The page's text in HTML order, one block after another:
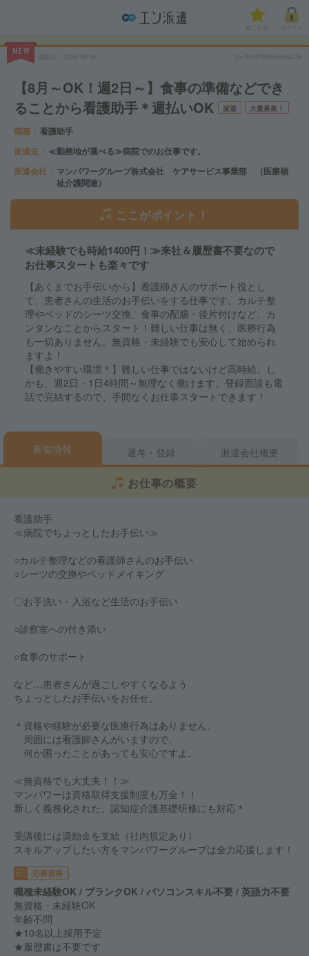
気になる!
NEW
No.MNPWW856452-39
【8月～OK！週2日～】食事の準備などでき
ることから看護助手＊週払いOK
派遣 大量募集！
職種
看護助手
派遣先
≪勤務地が選べる≫病院でのお仕事です。
派遣会社
マンパワーグループ株式会社 ケアサービス事業部 （医療福
祉介護関連）
ここがポイント！
≪未経験でも時給1400円！≫来社＆履歴書不要なので
お仕事スタートも楽々です
【あくまでお手伝いから】看護師さんのサポート役とし
て、患者さんの生活のお手伝いをする仕事です。カルテ整
理やベッドのシーツ交換、食事の配膳・後片付けなど、カ
ンタンなことからスタート！難しい仕事は無く、医療行為
も一切ありません。無資格・未経験でも安心して始められ
ますよ！
【働きやすい環境＊】難しい仕事ではないけど高時給。し
かも、週2日・1日4時間～無理なく働けます。登録面談も電
話で完結するので、手間なくお仕事スタートできます！
募集情報 選考・登録 派遣会社概要
お仕事の概要
看護助手
≪病院でちょっとしたお手伝い≫
○カルテ整理などの看護師さんのお手伝い
○シーツの交換やベッドメイキング
〇お手洗い・入浴など生活のお手伝い
○診察室への付き添い
○食事のサポート
など…患者さんが過ごしやすくなるよう
ちょっとしたお手伝いをお任せ。
＊資格や経験が必要な医療行為はありません。
周囲には看護師さんがいますので、
何か困ったことがあっても安心ですよ。
≪無資格でも大丈夫！！≫
マンパワーは資格取得支援制度も万全！！
新しく義務化された、認知症介護基礎研修にも対応＊
受講後には奨励金を支給（社内規定あり）
スキルアップしたい方をマンパワーグループは全力応援します！
応募資格
職種未経験OK / ブランクOK / パソコンスキル不要 / 英語力不要
無資格・未経験OK
年齢不問
★10名以上採用予定
★履歴書は不要です